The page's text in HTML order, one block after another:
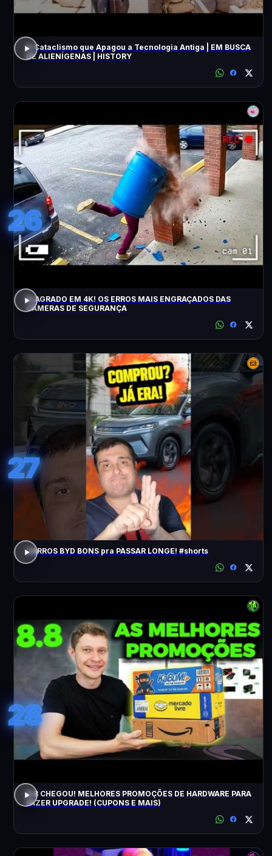
O Cataclismo que Apagou a Tecnologia Antiga | EM BUSCA
DE ALIENÍGENAS | HISTORY
26
FLAGRADO EM 4K! OS ERROS MAIS ENGRAÇADOS DAS
CÂMERAS DE SEGURANÇA
27
CARROS BYD BONS pra PASSAR LONGE! #shorts
28
8.8 CHEGOU! MELHORES PROMOÇÕES DE HARDWARE PARA
FAZER UPGRADE! (CUPONS E MAIS)